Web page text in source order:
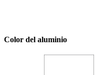
Color del aluminio